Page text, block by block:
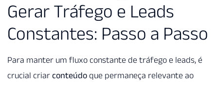
Gerar Tráfego e Leads
Constantes: Passo a Passo
Para manter um fluxo constante de tráfego e leads, é
crucial criar conteúdo que permaneça relevante ao